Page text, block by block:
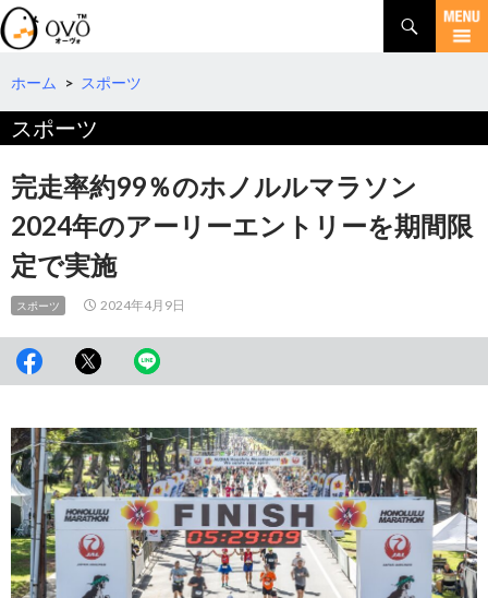
検
索
コ
テ
へ
移
動
ホーム > スポーツ
スポーツ
完走率約99％のホノルルマラソン
2024年のアーリーエントリーを期間限
定で実施
スポーツ 2024年4月9日